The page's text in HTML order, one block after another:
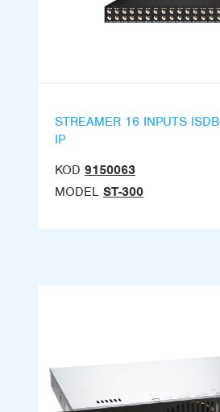
STREAMER 16 INPUTS
IP
KOD 9150063
MODEL ST-300